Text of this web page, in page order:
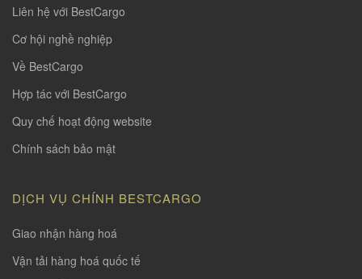
Liên hệ với BestCargo
Cơ hội nghề nghiệp
Về BestCargo
Hợp tác với BestCargo
Quy chế hoạt động website
Chính sách bảo mật
DỊCH VỤ CHÍNH BESTCARGO
Giao nhận hàng hoá
Vận tải hàng hoá quốc tế